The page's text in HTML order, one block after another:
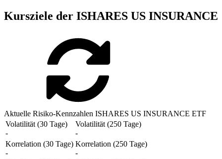
Kursziele der ISHARES US INSURANCE
Aktuelle Risiko-Kennzahlen ISHARES US INSURANCE ETF
Volatilität (30 Tage)
-
Volatilität (250 Tage)
-
Korrelation (30 Tage)
-
Korrelation (250 Tage)
-